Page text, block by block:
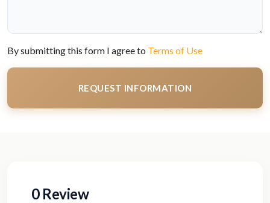
By submitting this form I agree to Terms of Use
REQUEST INFORMATION
0 Review